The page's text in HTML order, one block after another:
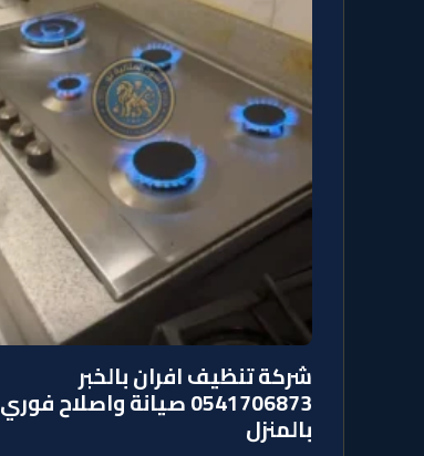
شركة تنظيف افران بالخبر
0541706873 صيانة واصلاح فوري
بالمنزل